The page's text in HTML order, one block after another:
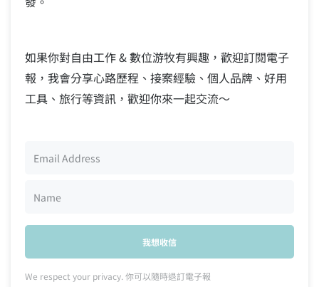
如果你對自由工作 & 數位游牧有興趣，歡迎訂閱電子
報，我會分享心路歷程、接案經驗、個人品牌、好用
工具、旅行等資訊，歡迎你來一起交流～
我想收信
We respect your privacy. 你可以隨時退訂電子報